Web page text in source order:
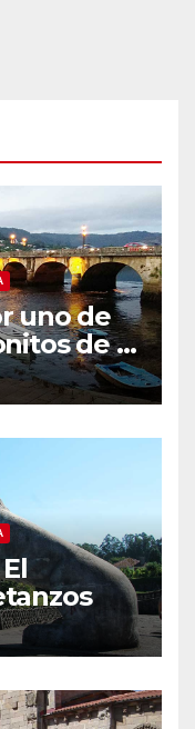
uno de
de A